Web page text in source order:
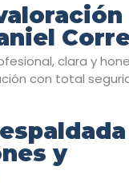
clara y
con total
y